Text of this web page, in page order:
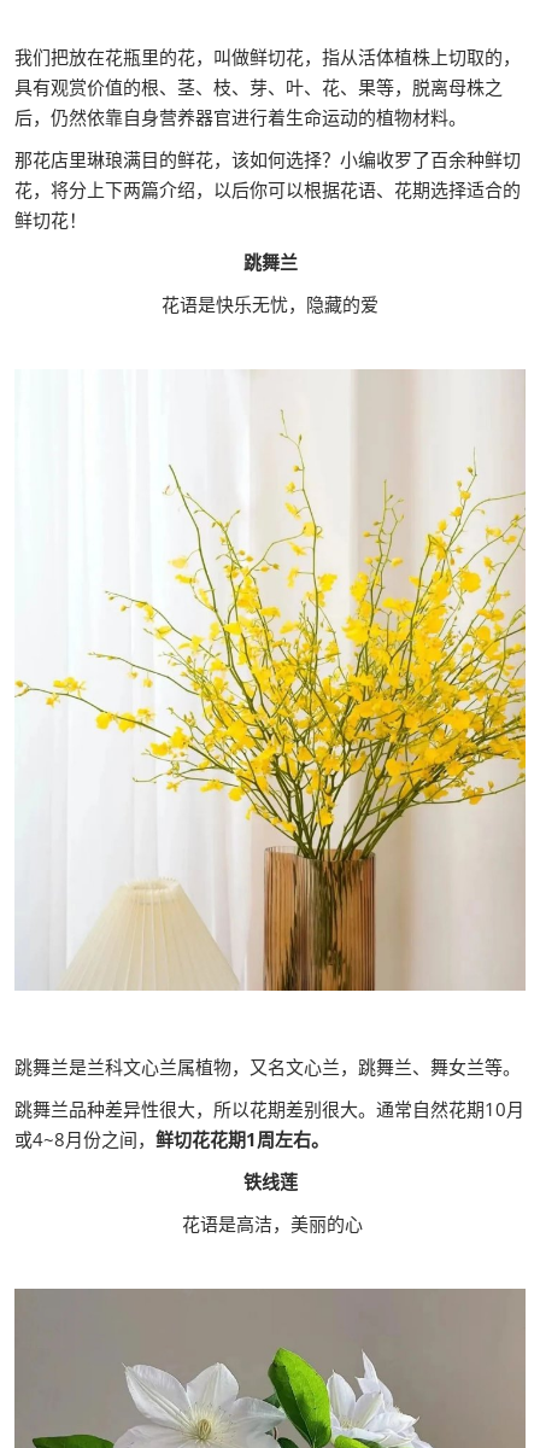
我们把放在花瓶里的花，叫做鲜切花，指从活体植株上切取的，
具有观赏价值的根、茎、枝、芽、叶、花、果等，脱离母株之
后，仍然依靠自身营养器官进行着生命运动的植物材料。
那花店里琳琅满目的鲜花，该如何选择？小编收罗了百余种鲜切
花，将分上下两篇介绍，以后你可以根据花语、花期选择适合的
鲜切花！
跳舞兰
花语是快乐无忧，隐藏的爱
跳舞兰是兰科文心兰属植物，又名文心兰，跳舞兰、舞女兰等。
跳舞兰品种差异性很大，所以花期差别很大。通常自然花期10月
或4~8月份之间， 鲜切花花期1周左右。
铁线莲
花语是高洁，美丽的心